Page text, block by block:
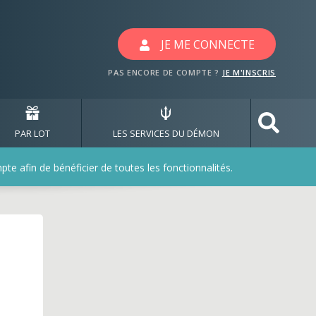
JE ME CONNECTE
PAS ENCORE DE COMPTE ? JE M'INSCRIS
PAR LOT LES SERVICES DU DÉMON
afin de bénéficier de toutes les fonctionnalités.